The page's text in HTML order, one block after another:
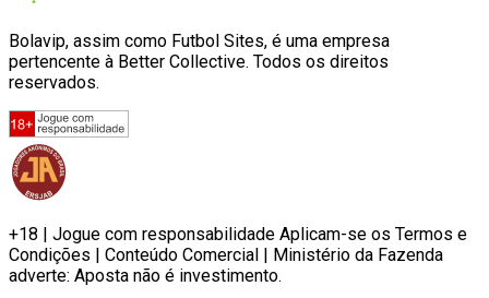
Bolavip, assim como Futbol Sites, é uma empresa
pertencente à Better Collective. Todos os direitos
reservados.
+18 | Jogue com responsabilidade Aplicam-se os Termos e
Condições | Conteúdo Comercial | Ministério da Fazenda
adverte: Aposta não é investimento.